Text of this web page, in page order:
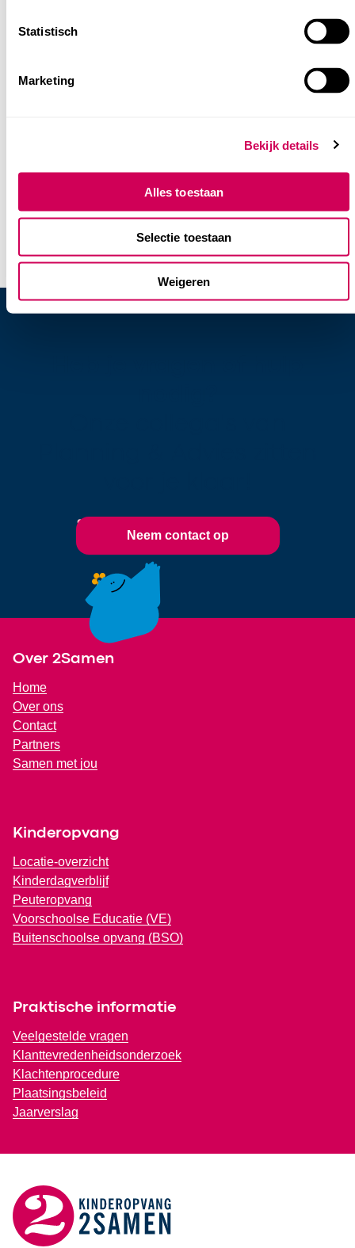
Statistisch
Marketing
Bekijk details
Alles toestaan
Selectie toestaan
Weigeren
Neem contact op
Over 2Samen
Home
Over ons
Contact
Partners
Samen met jou
Kinderopvang
Locatie-overzicht
Kinderdagverblijf
Peuteropvang
Voorschoolse Educatie (VE)
Buitenschoolse opvang (BSO)
Praktische informatie
Veelgestelde vragen
Klanttevredenheidsonderzoek
Klachtenprocedure
Plaatsingsbeleid
Jaarverslag